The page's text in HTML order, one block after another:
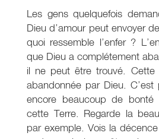
Les gens quelquefois
Dieu d’amour peut envoyer
quoi ressemble l’enfer ?
que Dieu a complétement
il ne peut être trouvé. Cette
abandonnée par Dieu. C’est
encore beaucoup de
cette Terre. Regarde la
par exemple. Vois la